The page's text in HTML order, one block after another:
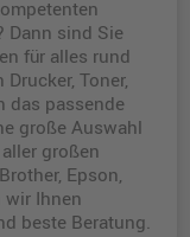
Dann sind Sie
für alles rund
Toner,
das passende
große Auswahl
großen
Epson,
wir Ihnen
beste Beratung.